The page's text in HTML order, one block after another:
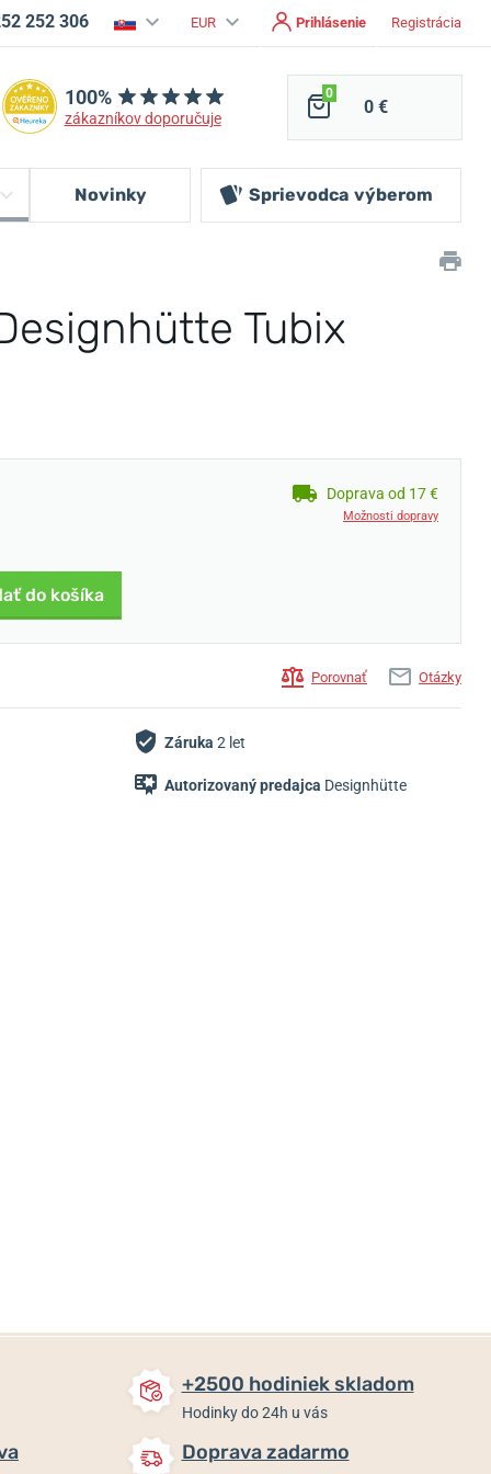
252 306 EUR Prihlásenie Registrácia
100%
zákazníkov doporučuje
0
0 €
Novinky Sprievodca výberom
Tubix
Doprava od 17 €
Možnosti dopravy
do košíka
Porovnať Otázky
Záruka 2 let
Autorizovaný predajca Designhütte
+2500 hodiniek skladom
Hodinky do 24h u vás
Doprava zadarmo